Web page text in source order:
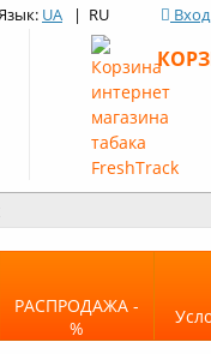
UA | RU
РАСПРОДАЖА -
%